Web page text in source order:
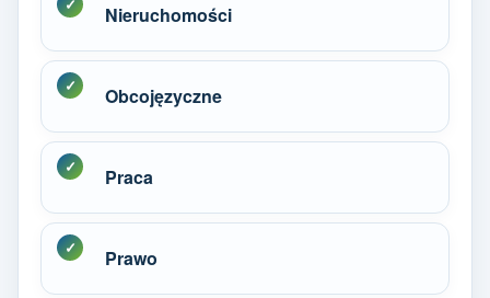
Nieruchomości
Obcojęzyczne
Praca
Prawo